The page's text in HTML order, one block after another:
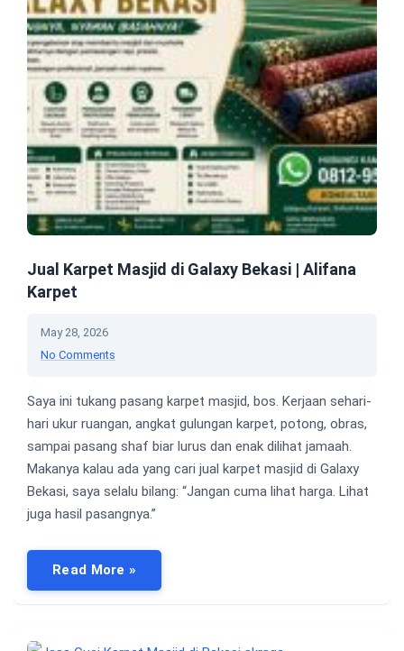
Jual Karpet Masjid di Galaxy Bekasi | Alifana
Karpet
May 28, 2026
No Comments
Saya ini tukang pasang karpet masjid, bos. Kerjaan sehari-
hari ukur ruangan, angkat gulungan karpet, potong, obras,
sampai pasang shaf biar lurus dan enak dilihat jamaah.
Makanya kalau ada yang cari jual karpet masjid di Galaxy
Bekasi, saya selalu bilang: “Jangan cuma lihat harga. Lihat
juga hasil pasangnya.”
Read More »